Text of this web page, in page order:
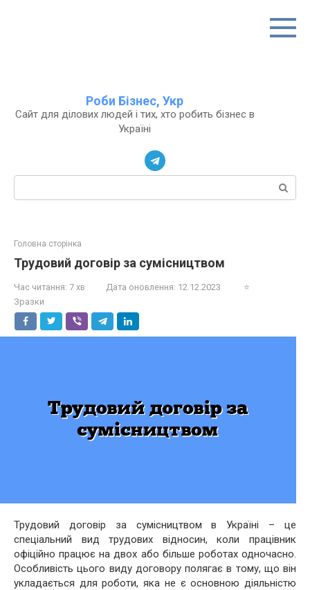
Роби Бізнес, Укр
Сайт для ділових людей і тих, хто робить бізнес в
Україні
Головна сторінка
Трудовий договір за сумісництвом
Час читання: 7 хв Дата оновлення: 12.12.2023
⭐
Зразки
Трудовий договір за сумісництвом в Україні – це
спеціальний вид трудових відносин, коли працівник
офіційно працює на двох або більше роботах одночасно.
Особливість цього виду договору полягає в тому, що він
укладається для роботи, яка не є основною діяльністю